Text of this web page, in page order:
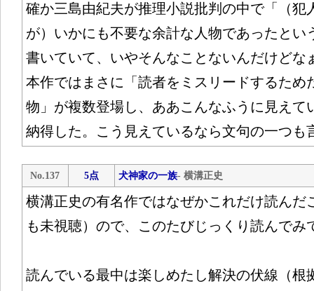
確か三島由紀夫が推理小説批判の中で「（犯
が）いかにも不要な余計な人物であったとい
書いていて、いやそんなことないんだけどな
本作ではまさに「読者をミスリードするため
物」が複数登場し、ああこんなふうに見えて
納得した。こう見えているなら文句の一つも
No.137 5点 犬神家の一族- 横溝正史
横溝正史の有名作ではなぜかこれだけ読んだ
も未視聴）ので、このたびじっくり読んでみ
読んでいる最中は楽しめたし解決の伏線（根